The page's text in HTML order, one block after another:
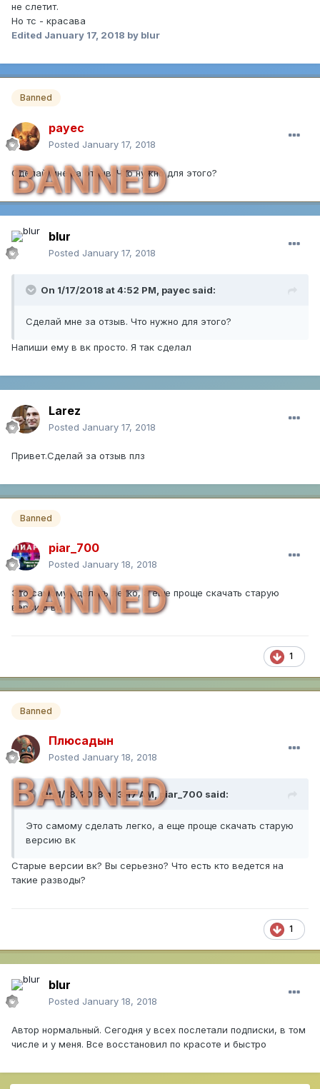
не слетит.
Но тс - красава
Edited January 17, 2018 by blur
Banned
payec
Posted January 17, 2018
BANNED
Сделай мне за отзыв. Что нужно для этого?
blur
Posted January 17, 2018
On 1/17/2018 at 4:52 PM, payec said:
Сделай мне за отзыв. Что нужно для этого?
Напиши ему в вк просто. Я так сделал
Larez
Posted January 17, 2018
Привет.Сделай за отзыв плз
Banned
piar_700
Posted January 18, 2018
BANNED
Это самому сделать легко, а еще проще скачать старую
версию вк
1
Banned
Плюсадын
Posted January 18, 2018
BANNED
On 1/18/2018 at 3:17 AM,piar_700 said:
Это самому сделать легко, а еще проще скачать старую
версию вк
Старые версии вк? Вы серьезно? Что есть кто ведется на
такие разводы?
1
blur
Posted January 18, 2018
Автор нормальный. Сегодня у всех послетали подписки, в том
числе и у меня. Все восстановил по красоте и быстро